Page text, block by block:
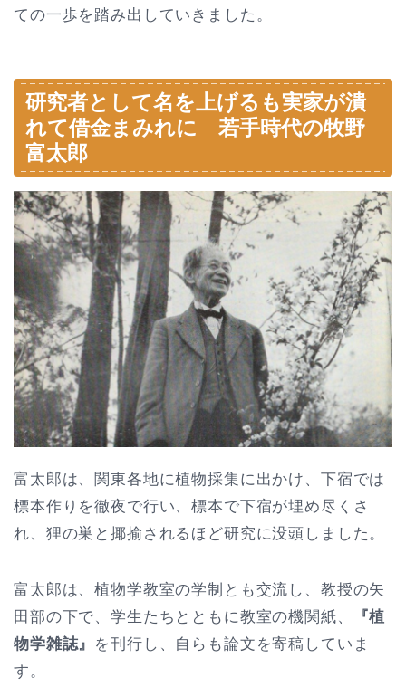
ての一歩を踏み出していきました。
研究者として名を上げるも実家が潰
れて借金まみれに 若手時代の牧野
富太郎
富太郎は、関東各地に植物採集に出かけ、下宿では
標本作りを徹夜で行い、標本で下宿が埋め尽くさ
れ、狸の巣と揶揄されるほど研究に没頭しました。
富太郎は、植物学教室の学制とも交流し、教授の矢
田部の下で、学生たちとともに教室の機関紙、
『植
物学雑誌』 を刊行し、自らも論文を寄稿していま
す。